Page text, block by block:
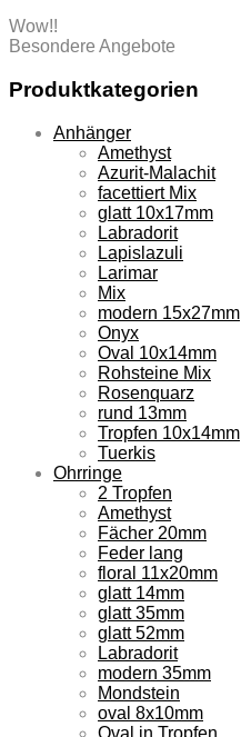
Wow!!
Besondere Angebote
Produktkategorien
Anhänger
Amethyst
Azurit-Malachit
facettiert Mix
glatt 10x17mm
Labradorit
Lapislazuli
Larimar
Mix
modern 15x27mm
Onyx
Oval 10x14mm
Rohsteine Mix
Rosenquarz
rund 13mm
Tropfen 10x14mm
Tuerkis
Ohrringe
2 Tropfen
Amethyst
Fächer 20mm
Feder lang
floral 11x20mm
glatt 14mm
glatt 35mm
glatt 52mm
Labradorit
modern 35mm
Mondstein
oval 8x10mm
Oval in Tropfen